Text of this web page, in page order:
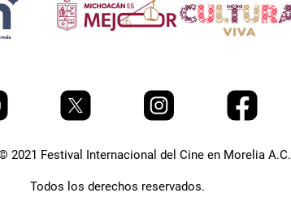
2021 Festival Internacional del Cine en Morelia A.C.
Todos los derechos reservados.